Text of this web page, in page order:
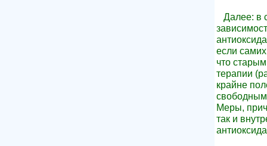
Далее: в
если
что
терапии
крайне
Меры,
так и